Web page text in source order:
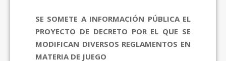
SE SOMETE A INFORMACIÓN PÚBLICA EL
PROYECTO DE DECRETO POR EL QUE SE
MODIFICAN DIVERSOS REGLAMENTOS EN
MATERIA DE JUEGO